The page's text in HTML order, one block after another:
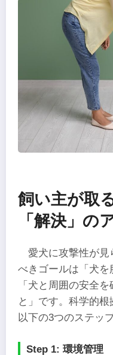
飼い主が取
「解決」の
愛犬に攻撃性が見
べきゴールは「犬を
「犬と周囲の安全
と」です。科学的根
以下の3つのステッ
Step 1: 環境管理